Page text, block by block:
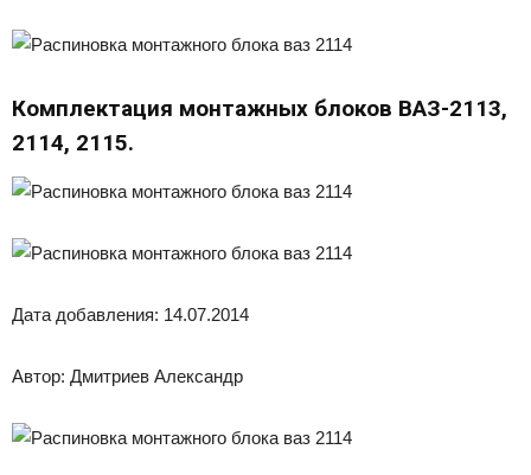
Комплектация монтажных блоков ВАЗ-2113,
2114, 2115.
Дата добавления: 14.07.2014
Автор: Дмитриев Александр